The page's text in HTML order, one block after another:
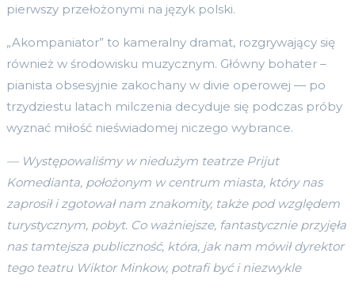
pierwszy przełożonymi na język polski.
„Akompaniator” to kameralny dramat, rozgrywający się
również w środowisku muzycznym. Główny bohater –
pianista obsesyjnie zakochany w divie operowej — po
trzydziestu latach milczenia decyduje się podczas próby
wyznać miłość nieświadomej niczego wybrance.
— Występowaliśmy w niedużym teatrze Prijut
Komedianta, położonym w centrum miasta, który nas
zaprosił i zgotował nam znakomity, także pod względem
turystycznym, pobyt. Co ważniejsze, fantastycznie przyjęła
nas tamtejsza publiczność, która, jak nam mówił dyrektor
tego teatru Wiktor Minkow, potrafi być i niezwykle